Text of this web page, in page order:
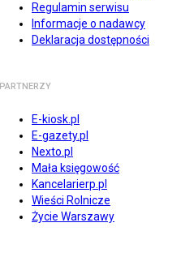
Regulamin serwisu
Informacje o nadawcy
Deklaracja dostępności
PARTNERZY
E-kiosk.pl
E-gazety.pl
Nexto.pl
Mała księgowość
Kancelarierp.pl
Wieści Rolnicze
Życie Warszawy